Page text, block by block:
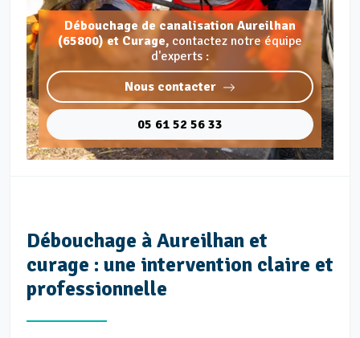
Débouchage de canalisation Aureilhan
(65800) et Curage, contactez notre équipe
d'experts :
Nous contacter
05 61 52 56 33
Débouchage à Aureilhan et
curage : une intervention claire et
professionnelle